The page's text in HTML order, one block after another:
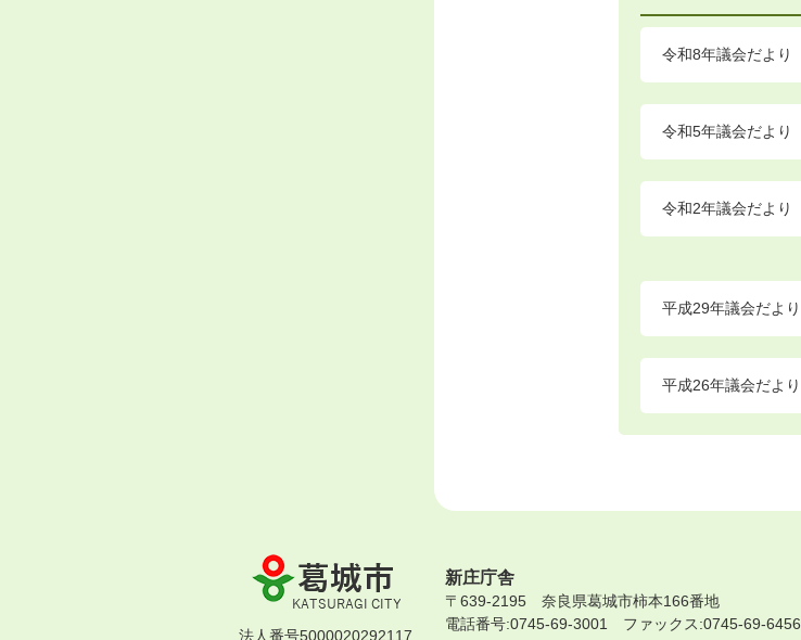
令和8年議会だより
令和5年議会だより
令和2年議会だより
平成29年議会だより
平成26年議会だより
葛
城
市
KATSURAGI
法人番号5000020292117
新庄庁舎
〒639-2195 奈良県葛城市柿本166番地
電話番号:0745-69-3001 ファックス:0745-69-6456